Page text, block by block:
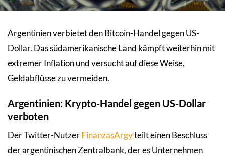
Argentinien verbietet den Bitcoin-Handel gegen US-
Dollar. Das südamerikanische Land kämpft weiterhin mit
extremer Inflation und versucht auf diese Weise,
Geldabflüsse zu vermeiden.
Argentinien: Krypto-Handel gegen US-Dollar
verboten
Der Twitter-NutzerFinanzasArgyteilt einen Beschluss
der argentinischen Zentralbank, der es Unternehmen